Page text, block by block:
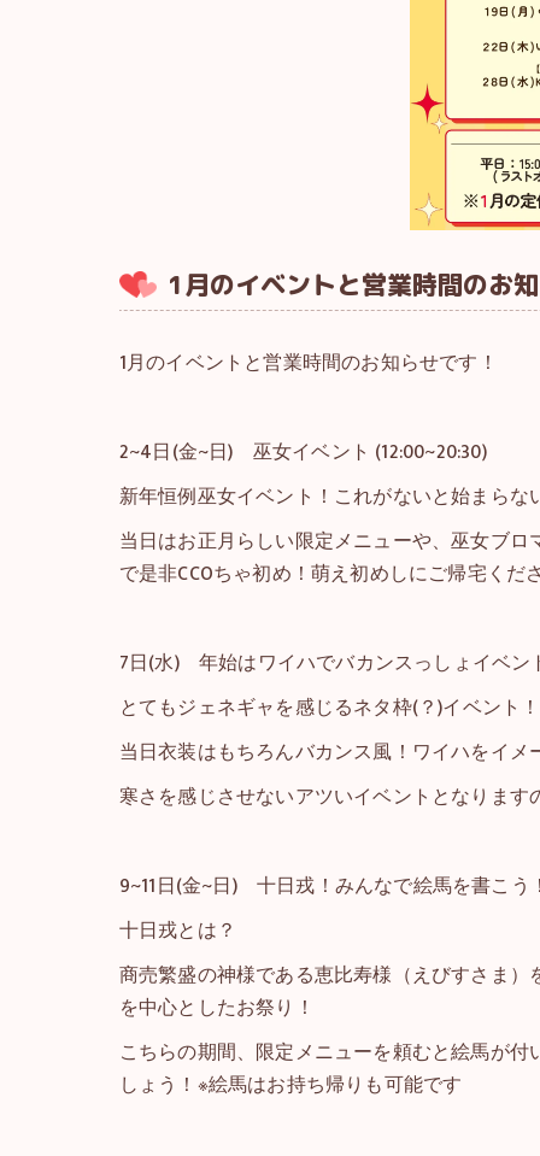
1月のイベントと営業時間のお
1月のイベントと営業時間のお知らせです！
2~4日(金~日) 巫女イベント (12:00~20:30)
新年恒例巫女イベント！これがないと始まらな
当日はお正月らしい限定メニューや、巫女ブ
で是非CCOちゃ初め！萌え初めしにご帰宅く
7日(水) 年始はワイハでバカンスっしょイベン
とてもジェネギャを感じるネタ枠(？)イベント！
当日衣装はもちろんバカンス風！ワイハをイ
寒さを感じさせないアツいイベントとなりま
9~11日(金~日) 十日戎！みんなで絵馬を書こう
十日戎とは？
商売繁盛の神様である恵比寿様（えびすさま
を中心としたお祭り！
こちらの期間、限定メニューを頼むと絵馬が
しょう！※絵馬はお持ち帰りも可能です